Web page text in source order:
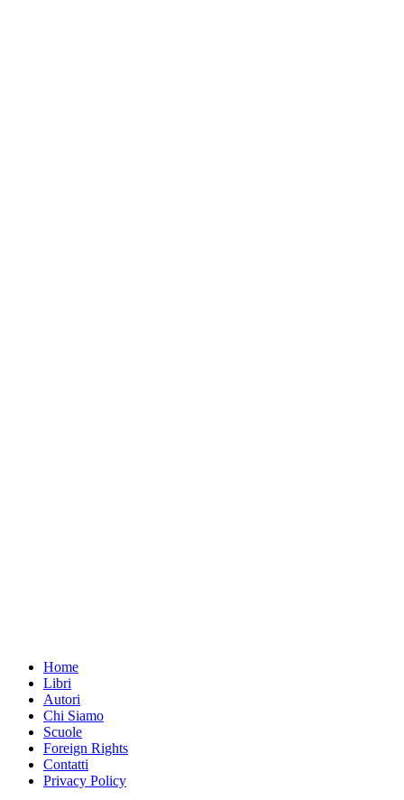
Home
Libri
Autori
Chi Siamo
Scuole
Foreign Rights
Contatti
Privacy Policy